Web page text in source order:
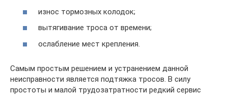
износ тормозных колодок;
вытягивание троса от времени;
ослабление мест крепления.
Самым простым решением и устранением данной
неисправности является подтяжка тросов. В силу
простоты и малой трудозатратности редкий сервис